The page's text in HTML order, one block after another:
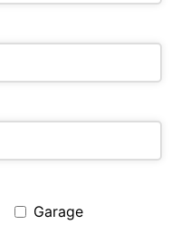
Garage